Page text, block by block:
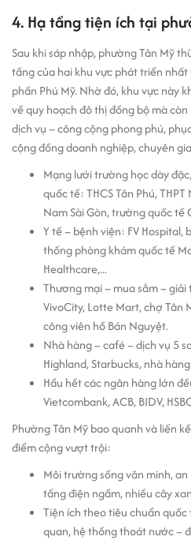
4. Hạ tầng tiện ích tại
Sau khi sáp nhập, phường Tân Mỹ
tầng của hai khu vực phát triển nhất
phần Phú Mỹ. Nhờ đó, khu vực này
về quy hoạch đô thị đồng bộ mà
dịch vụ – công cộng phong phú,
cộng đồng doanh nghiệp, chuyên
Mạng lưới trường học dày
quốc tế: THCS Tân Phú,
Nam Sài Gòn, trường quốc tế
Y tế – bệnh viện: FV
thống phòng khám quốc tế
Healthcare,...
Thương mại – mua sắm – giải
VivoCity, Lotte Mart, chợ Tân
công viên hồ Bán Nguyệt.
Nhà hàng – café – dịch vụ 5
Highland, Starbucks, nhà
Hầu hết các ngân hàng lớn
Vietcombank, ACB, BIDV,
Phường Tân Mỹ bao quanh và liền
điểm cộng vượt trội:
Môi trường sống văn minh,
tầng điện ngầm, nhiều cây
Tiện ích theo tiêu chuẩn
quan, hệ thống thoát nước –